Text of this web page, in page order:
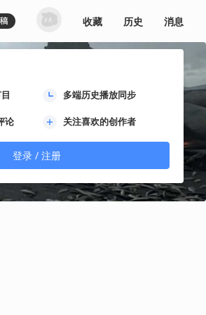
多端历史播放同步
论 关注喜欢的创作者
登录 / 注册
收藏 历史 消息